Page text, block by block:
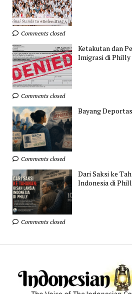
Comments closed
Ketakutan dan
Imigrasi di Philly
Comments closed
Bayang
Comments closed
Dari Saksi ke
Indonesia di
Comments closed